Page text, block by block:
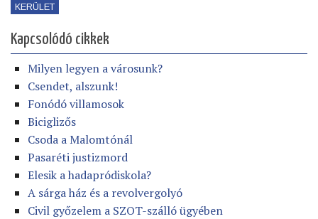
KERÜLET
Kapcsolódó cikkek
Milyen legyen a városunk?
Csendet, alszunk!
Fonódó villamosok
Biciglizős
Csoda a Malomtónál
Pasaréti justizmord
Elesik a hadapródiskola?
A sárga ház és a revolvergolyó
Civil győzelem a SZOT-szálló ügyében